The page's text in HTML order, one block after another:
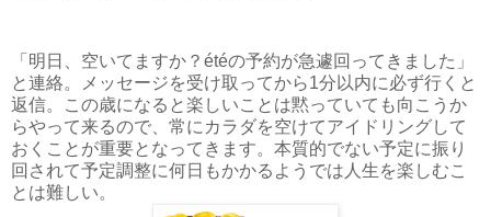
「明日、空いてますか？étéの予約が急遽回ってきました」
と連絡。メッセージを受け取ってから1分以内に必ず行くと
返信。この歳になると楽しいことは黙っていても向こうか
らやって来るので、常にカラダを空けてアイドリングして
おくことが重要となってきます。本質的でない予定に振り
回されて予定調整に何日もかかるようでは人生を楽しむこ
とは難しい。